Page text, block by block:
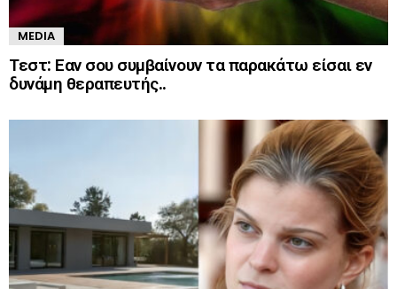
MEDIA
Τεστ: Εαν σου συμβαίνουν τα παρακάτω είσαι εν
δυνάμη θεραπευτής..